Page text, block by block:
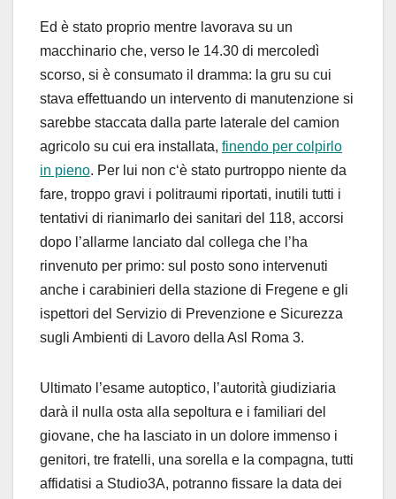
Ed è stato proprio mentre lavorava su un
macchinario che, verso le 14.30 di merco ledì
scorso, si è consumato il dramma: la gru su cui
stava effettuando un intervento di manutenzione si
sarebbe staccata dalla parte laterale del camion
agricolo su cui era installata, finendo per colpirlo
in pieno. Per lui non c‘è stato purtroppo niente da
fare, troppo gravi i politraumi riportati, inutili tutti i
tentativi di rianimarlo dei sanitari del 118, accorsi
dopo l ’al larme lanciato dal col lega che l ’ha
rinvenuto per primo: sul posto sono intervenuti
anche i carabinieri della stazione di Fregene e gli
ispettori del Servizio di Prevenzione e Sicurezza
sugli Ambienti di Lavoro della Asl Roma 3.
Ultimato l ’esame autoptico, l ’autorità giudiziaria
darà il nulla osta alla sepoltura e i familiari del
giovane, che ha lasciato in un dolore immenso i
genitori, tre fratelli, una sorella e la compagna, tutti
affidatisi a Studio3A, potranno fissare la data dei